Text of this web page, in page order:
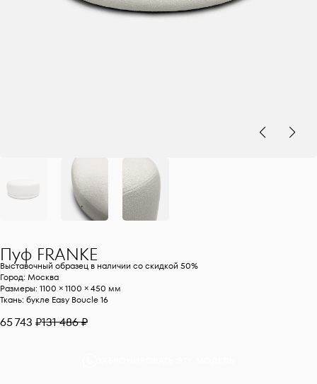
Пуф FRANKE
Выставочный образец в наличии со скидкой 50%
Город: Москва
Размеры: 1100 × 1100 × 450 мм
Ткань: букле Easy Boucle 16
65 743 ₽131 486 ₽